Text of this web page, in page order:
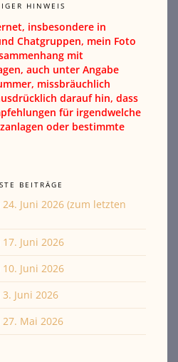
HINWEIS
insbesondere in
Chatgruppen, mein Foto
mit
auch unter Angabe
missbräuchlich
darauf hin, dass
für irgendwelche
oder bestimmte
BEITRÄGE
Juni 2026 (zum letzten
Juni 2026
Juni 2026
Juni 2026
Mai 2026